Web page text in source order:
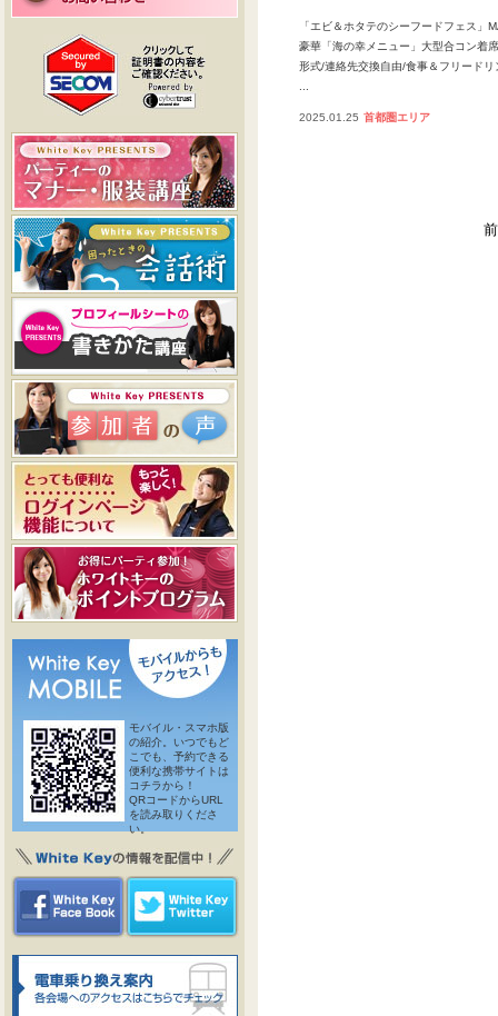
モバイル・スマホ版
の紹介。いつでもど
こでも、予約できる
便利な携帯サイトは
コチラから！
QRコードからURL
を読み取りくださ
い。
「エビ＆ホタテのシーフードフェス」
豪華「海の幸メニュー」大型合コン着
形式/連絡先交換自由/食事＆フリード
2025.01.25 首都圏エリア